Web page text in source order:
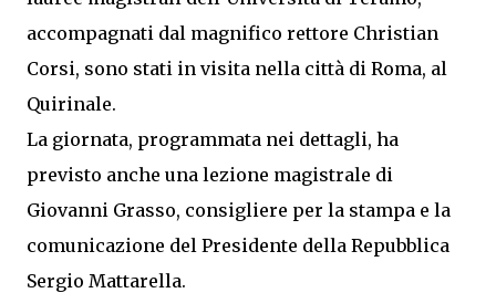
accompagnati dal magnifico rettore Christian
Corsi, sono stati in visita nella città di Roma, al
Quirinale.
La giornata, programmata nei dettagli, ha
previsto anche una lezione magistrale di
Giovanni Grasso, consigliere per la stampa e la
comunicazione del Presidente della Repubblica
Sergio Mattarella.